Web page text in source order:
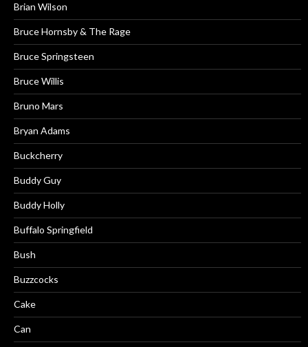
Brian Wilson
Bruce Hornsby & The Rage
Bruce Springsteen
Bruce Willis
Bruno Mars
Bryan Adams
Buckcherry
Buddy Guy
Buddy Holly
Buffalo Springfield
Bush
Buzzcocks
Cake
Can